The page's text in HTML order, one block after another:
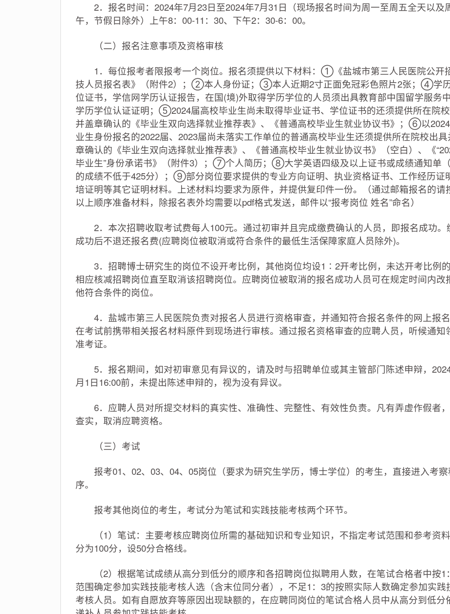
2．报名时间：2024年7月23日至2024年7月31日（现场报名时间为周一至周五全天以及
午，节假日除外）上午8：00-11：30、下午2：30-6：00。
（二）报名注意事项及资格审核
1．每位报考者限报考一个岗位。报名须提供以下材料：①《盐城市第三人民医院公开
技人员报名表》（附件2）；②本人身份证；③本人近期2寸正面免冠彩色照片2张；④学
位证书，学信网学历认证报告，在国(境)外取得学历学位的人员须出具教育部中国留学服务
学历学位认证证明；⑤2024届高校毕业生尚未取得毕业证书、学位证书的还须提供所在院
并盖章确认的《毕业生双向选择就业推荐表》、《普通高校毕业生就业协议书》；⑥以
业生身份报名的2022届、2023届尚未落实工作单位的普通高校毕业生还须提供所在院校出具
章确认的《毕业生双向选择就业推荐表》、《普通高校毕业生就业协议书》（空白）、《
毕业生”身份承诺书》（附件3）；⑦个人简历；⑧大学英语四级及以上证书或成绩通知单
的成绩不低于425分）；⑨部分岗位要求提供的专业方向证明、执业资格证书、工作经历证
培证明等其它证明材料。上述材料均要求为原件，并提供复印件一份。（通过邮箱报名的请
以上顺序准备材料，除报名表外均需要以pdf格式发送，邮件以“报考岗位 姓名”命名）
2．本次招聘收取考试费每人100元。通过初审并且完成缴费确认的人员，即报名成功。
成功后不退还报名费(应聘岗位被取消或符合条件的最低生活保障家庭人员除外)。
3．招聘博士研究生的岗位不设开考比例，其他岗位均设1∶2开考比例，未达开考比例
相应核减招聘岗位直至取消该招聘岗位。应聘岗位被取消的报名成功人员可在规定时间内改
他符合条件的岗位。
4．盐城市第三人民医院负责对报名人员进行资格审查，并通知符合报名条件的网上报
在考试前携带相关报名材料原件到现场进行审核。通过报名资格审查的应聘人员，听候通知
准考证。
5．报名期间，如对初审意见有异议的，请及时与招聘单位或其主管部门陈述申辩，
月1日16:00前，未提出陈述申辩的，视为没有异议。
6．应聘人员对所提交材料的真实性、准确性、完整性、有效性负责。凡有弄虚作假者
查实，取消应聘资格。
（三）考试
报考01、02、03、04、05岗位（要求为研究生学历，博士学位）的考生，直接进入考察
序。
报考其他岗位的考生，考试分为笔试和实践技能考核两个环节。
（1）笔试：主要考核应聘岗位所需的基础知识和专业知识，不指定考试范围和参考资
分为100分，设50分合格线。
（2）根据笔试成绩从高分到低分的顺序和各招聘岗位拟聘用人数，在笔试合格者中按1
范围确定参加实践技能考核人选（含末位同分者），不足1：3的按照实际人数确定参加实践
考核人员。如有自愿放弃等原因出现缺额的，在应聘同岗位的笔试合格人员中从高分到低分